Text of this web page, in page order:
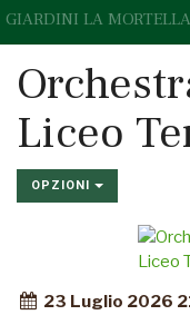
GIARDINI LA MORTELLA
Liceo
OPZIONI
23 Luglio 2026